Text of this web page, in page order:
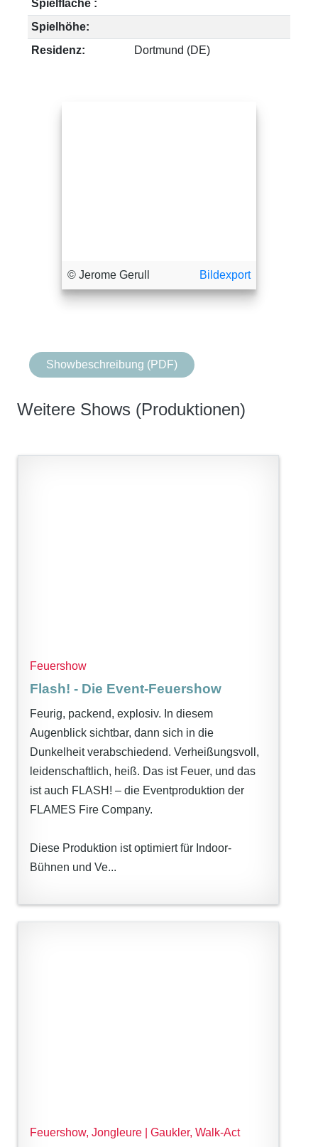
Spielfläche :
Spielhöhe:
Residenz:
Dortmund (DE)
© Jerome Gerull Bildexport
Showbeschreibung (PDF)
Weitere Shows (Produktionen)
Feuershow
Flash! - Die Event-Feuershow
Feurig, packend, explosiv. In diesem
Augenblick sichtbar, dann sich in die
Dunkelheit verabschiedend. Verheißungsvoll,
leidenschaftlich, heiß. Das ist Feuer, und das
ist auch FLASH! – die Eventproduktion der
FLAMES Fire Company.
Diese Produktion ist optimiert für Indoor-
Bühnen und Ve...
Feuershow, Jongleure | Gaukler, Walk-Act